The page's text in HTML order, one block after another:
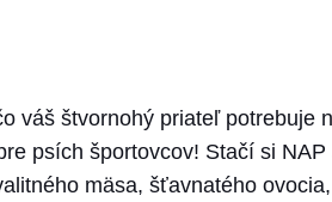
A
P
P
váš štvornohý priateľ potrebuje
psích športovcov! Stačí si
mäsa, šťavnatého